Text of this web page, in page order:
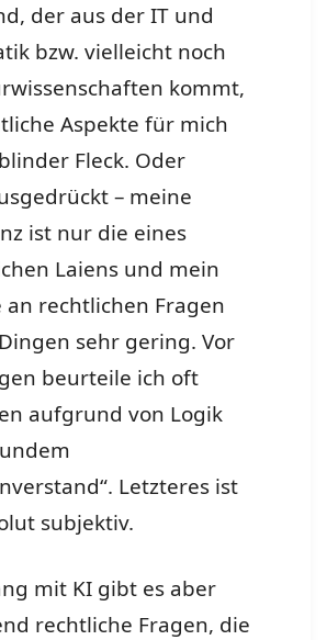
der aus der IT und
bzw. vielleicht noch
kommt,
Aspekte für mich
Fleck. Oder
– meine
ist nur die eines
Laiens und mein
an rechtlichen Fragen
sehr gering. Vor
beurteile ich oft
aufgrund von Logik
Letzteres ist
subjektiv.
mit KI gibt es aber
rechtliche Fragen, die